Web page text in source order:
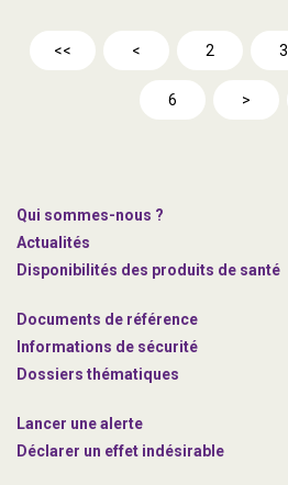
<< < 2 3
6 >
Qui sommes-nous ?
Actualités
Disponibilités des produits de santé
Documents de référence
Informations de sécurité
Dossiers thématiques
Lancer une alerte
Déclarer un effet indésirable